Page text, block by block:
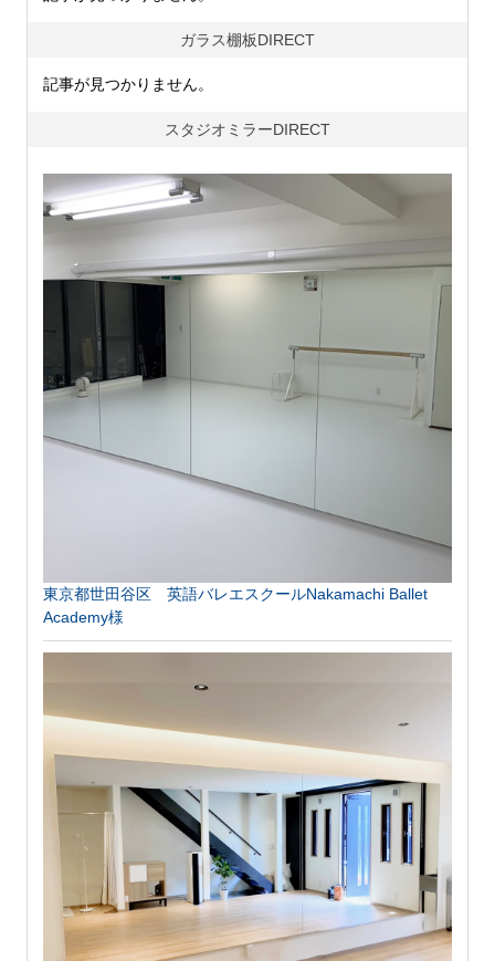
ガラス棚板DIRECT
記事が見つかりません。
スタジオミラーDIRECT
東京都世田谷区 英語バレエスクールNakamachi Ballet
Academy様